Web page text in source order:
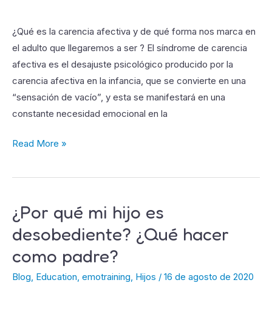
¿Qué es la carencia afectiva y de qué forma nos marca en
el adulto que llegaremos a ser ? El síndrome de carencia
afectiva es el desajuste psicológico producido por la
carencia afectiva en la infancia, que se convierte en una
“sensación de vacío”, y esta se manifestará en una
constante necesidad emocional en la
Read More »
¿Por qué mi hijo es
desobediente? ¿Qué hacer
como padre?
Blog Education emotraining Hijos / 16 de agosto de 2020
¿Por
qué
mi
hijo
es